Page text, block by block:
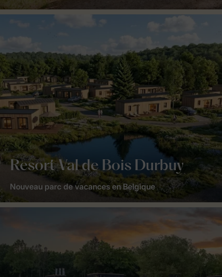
Resort Val de Bois Durbuy
Nouveau parc de vacances en Belgique